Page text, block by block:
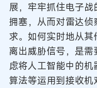
展，牢牢抓住电子
拥塞，从而对雷达
求。如何实时地从
离出威胁信号，是
虑将人工智能中的
算法等运用到接收